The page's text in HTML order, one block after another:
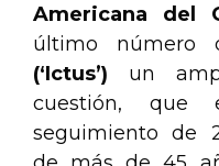
Americana del
último número
(‘Ictus’) un
cuestión, que
seguimiento de